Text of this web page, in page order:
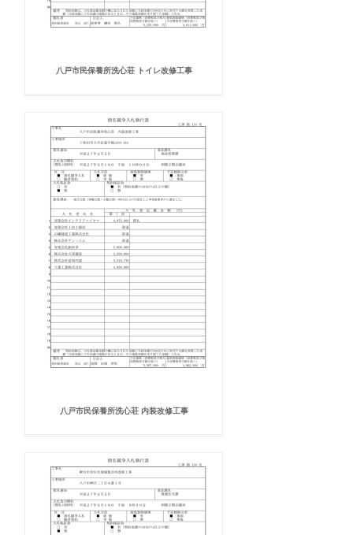
八戸市民保養所洗心荘 トイレ改修工事
八戸市民保養所洗心荘 内装改修工事